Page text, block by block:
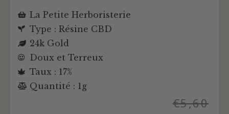
La Petite Herboristerie
Type : Résine CBD
24k Gold
Doux et Terreux
Taux : 17%
Quantité : 1g
€5,60